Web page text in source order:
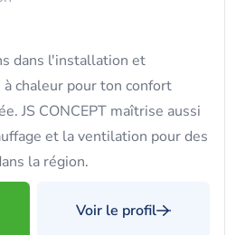
dans l'installation et
chaleur pour ton confort
JS CONCEPT maîtrise aussi
et la ventilation pour des
la région.
Voir le profil